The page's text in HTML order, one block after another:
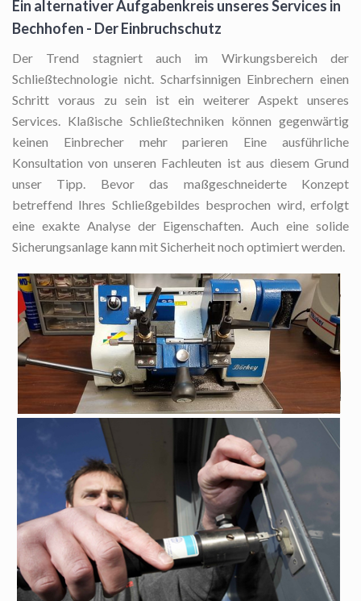
Ein alternativer Aufgabenkreis unseres Services in
Bechhofen - Der Einbruchschutz
Der Trend stagniert auch im Wirkungsbereich der
Schließtechnologie nicht. Scharfsinnigen Einbrechern einen
Schritt voraus zu sein ist ein weiterer Aspekt unseres
Services. Klaßische Schließtechniken können gegenwärtig
keinen Einbrecher mehr parieren Eine ausführliche
Konsultation von unseren Fachleuten ist aus diesem Grund
unser Tipp. Bevor das maßgeschneiderte Konzept
betreffend Ihres Schließgebildes besprochen wird, erfolgt
eine exakte Analyse der Eigenschaften. Auch eine solide
Sicherungsanlage kann mit Sicherheit noch optimiert werden.